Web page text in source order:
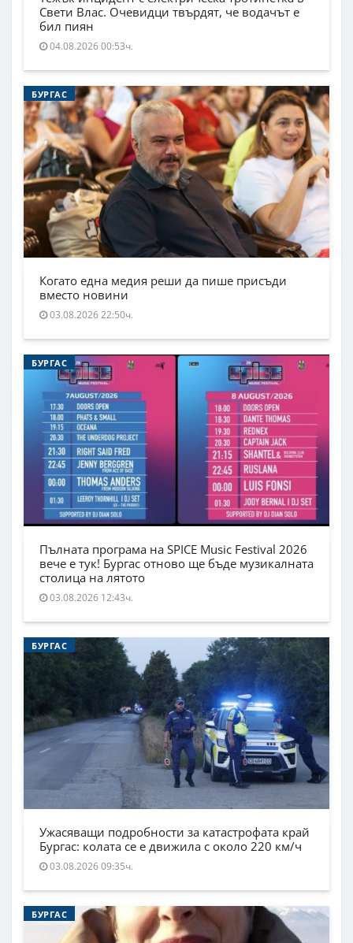
Свети Влас. Очевидци твърдят, че водачът е
бил пиян
04.08.2026 00:53ч.
БУРГАС
Когато една медия реши да пише присъди
вместо новини
03.08.2026 22:50ч.
БУРГАС
Пълната програма на SPICE Music Festival 2026
вече е тук! Бургас отново ще бъде музикалната
столица на лятото
03.08.2026 12:43ч.
БУРГАС
Ужасяващи подробности за катастрофата край
Бургас: колата се е движила с около 220 км/ч
03.08.2026 09:35ч.
БУРГАС